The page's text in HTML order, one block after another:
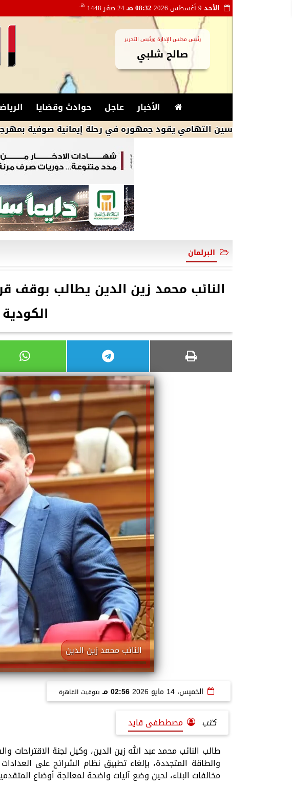
الأحد 08:32 صـ 24 صفر 1448 هـ
رئيس مجلس الإدارة ورئيس التحرير
صالح شلبي
الأخبار عاجل حوادث وقضايا
ياسين التهامي يقود جمهوره في رحلة إيمانية صوفية بمهرجان القلعة
البرلمان
النائب محمد زين الدين يطالب بوقف
الكودية
النائب محمد زين الدين
الخميس، 14 مايو 2026 02:56 مـ بتوقيت القاهرة
كتب
مصططفى قايد
طالب النائب محمد عبد الله زين الدين، وكيل لجنة الاقتراحات
والطاقة المتجددة، بإلغاء تطبيق نظام الشرائح على
مخالفات البناء، لحين وضع آليات واضحة لمعالجة أوضاع